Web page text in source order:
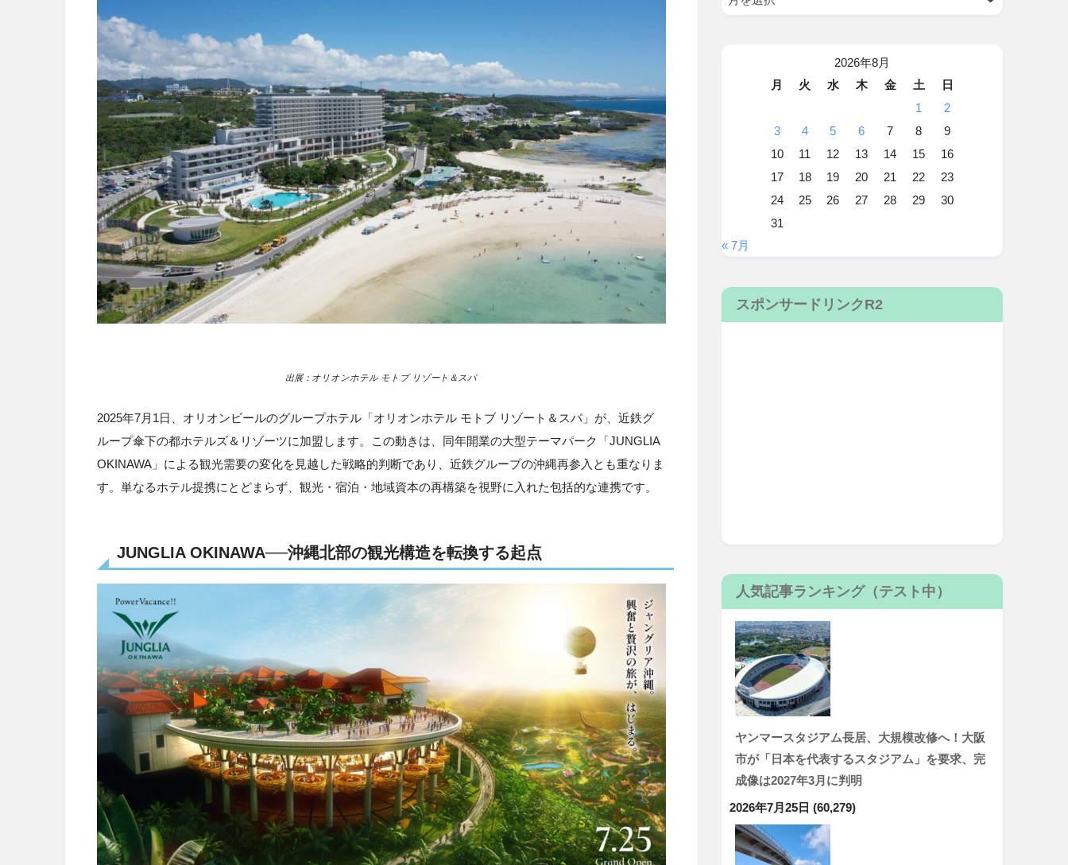
出展：オリオンホテル モトブ リゾート＆スパ
2025年7月1日、オリオンビールのグループホテル「オリオンホテル モトブ リゾート＆スパ」が、近鉄グ
ループ傘下の都ホテルズ＆リゾーツに加盟します。この動きは、同年開業の大型テーマパーク「JUNGLIA
OKINAWA」による観光需要の変化を見越した戦略的判断であり、近鉄グループの沖縄再参入とも重なりま
す。単なるホテル提携にとどまらず、観光・宿泊・地域資本の再構築を視野に入れた包括的な連携です。
JUNGLIA OKINAWA──沖縄北部の観光構造を転換する起点
2026年8月
月
火 水 木 金 土
日
1
2
3
4 5 6 7 8
9
10
11 12 13 14 15
16
17
18 19 20 21 22
23
24
25 26 27 28 29
30
31
« 7月
スポンサードリンクR2
人気記事ランキング（テスト中）
ヤンマースタジアム長居、大規模改修へ！大阪
市が「日本を代表するスタジアム」を要求、完
成像は2027年3月に判明
2026年7月25日 (60,279)